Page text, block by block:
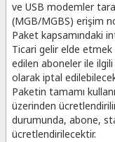
ve USB modemler
(MGB/MGBS) erişim
Paket kapsamındaki
Ticari gelir elde etmek
edilen aboneler ile
olarak iptal
Paketin tamamı
üzerinden
durumunda, abone,
ücretlendirilecektir.